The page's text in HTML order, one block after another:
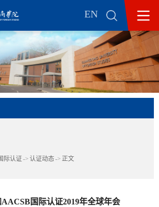
EN
际认证 -> 认证动态-> 正文
国际认证2019年全球年会